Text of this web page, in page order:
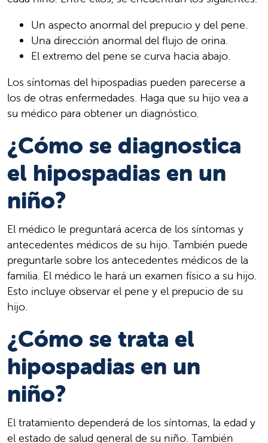
Un aspecto anormal del prepucio y del pene.
Una dirección anormal del flujo de orina.
El extremo del pene se curva hacia abajo.
Los síntomas del hipospadias pueden parecerse a
los de otras enfermedades. Haga que su hijo vea a
su médico para obtener un diagnóstico.
¿Cómo se diagnostica
el hipospadias en un
niño?
El médico le preguntará acerca de los síntomas y
antecedentes médicos de su hijo. También puede
preguntarle sobre los antecedentes médicos de la
familia. El médico le hará un examen físico a su hijo.
Esto incluye observar el pene y el prepucio de su
hijo.
¿Cómo se trata el
hipospadias en un
niño?
El tratamiento dependerá de los síntomas, la edad y
el estado de salud general de su niño. También